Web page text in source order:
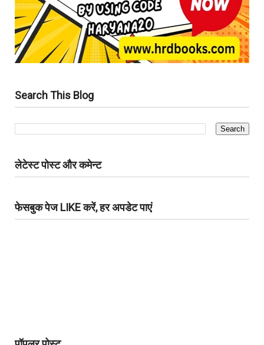
Search This Blog
लेटेस्ट पोस्ट और कमेन्ट
फेसबुक पेज LIKE करें, हर अपडेट पाएं